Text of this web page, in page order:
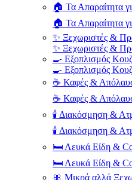
🏠 Τα Απαραίτητα
🏠 Τα Απαραίτητα
✨ Ξεχωριστές &
✨ Ξεχωριστές &
🍳 Εξοπλισμός
🍳 Εξοπλισμός
☕ Καφές &
☕ Καφές &
🕯️ Διακόσμηση &
🕯️ Διακόσμηση &
🛏️ Λευκά Είδη &
🛏️ Λευκά Είδη &
🎀 Μικρά αλλά